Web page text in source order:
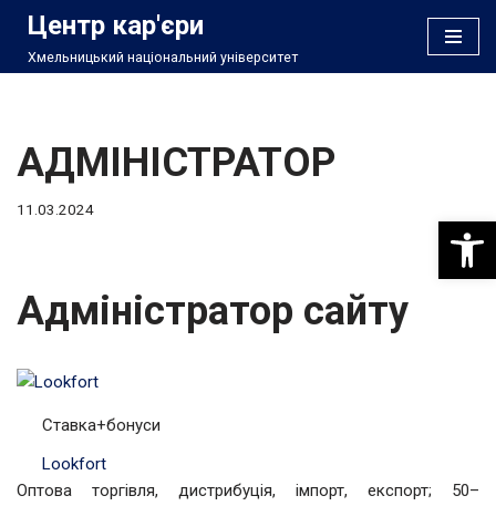
Перейти
Центр кар'єри
Хмельницький національний університет
АДМІНІСТРАТОР
11.03.2024
Адміністратор сайту
Ставка+бонуси
Lookfort
Оптова торгівля, дистрибуція, імпорт, експорт; 50–